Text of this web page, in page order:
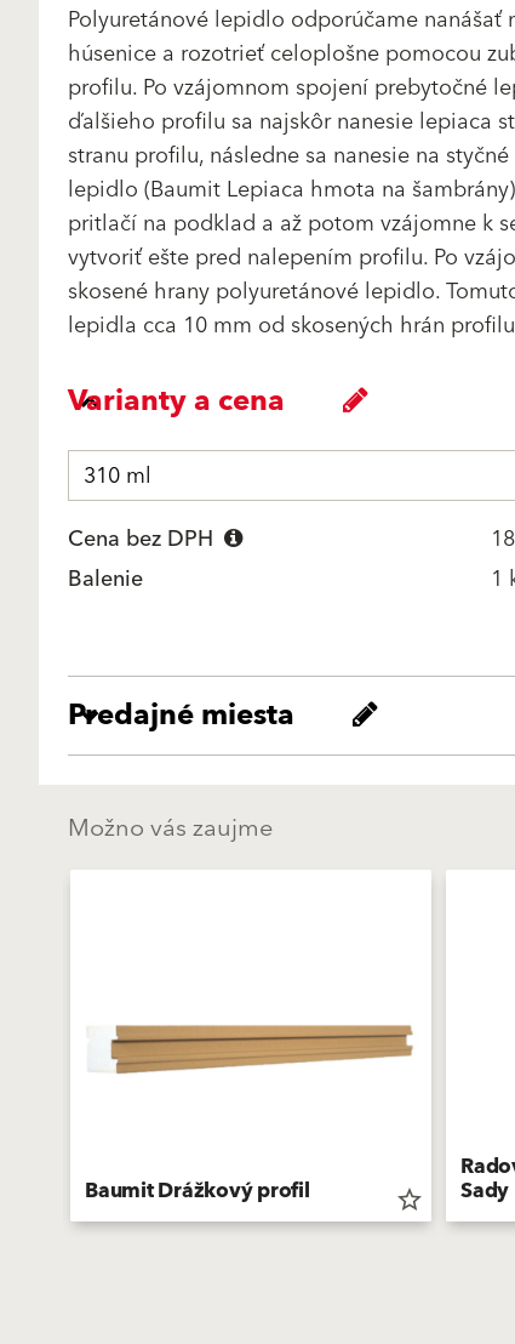
Polyuretánové lepidlo odporúčame
húsenice a rozotrieť celoplošne pomocou
profilu. Po vzájomnom spojení prebytočné
ďalšieho profilu sa najskôr nanesie lepiaca
stranu profilu, následne sa nanesie na
lepidlo (Baumit Lepiaca hmota na
pritlačí na podklad a až potom vzájomne k
vytvoriť ešte pred nalepením profilu. Po
skosené hrany polyuretánové lepidlo.
lepidla cca 10 mm od skosených hrán
Varianty a cena
310 ml
Cena bez DPH
Balenie
1
Predajné miesta
Možno vás zaujme
Baumit Drážkový profil star_border Sady